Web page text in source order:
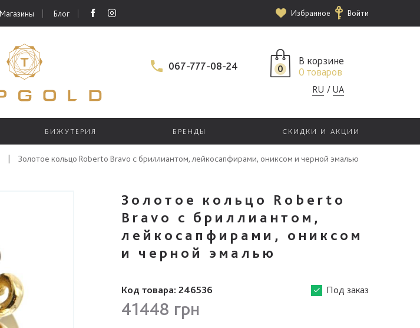
Блог Избранное Войти
067-777-08-24 0
В корзине
0 товаров
RU UA
БИЖУТЕРИЯ БРЕНДЫ СКИДКИ И АКЦИИ
| Золотое кольцо Roberto Bravo с бриллиантом, лейкосапфирами, ониксом и черной эмалью
Золотое кольцо Roberto
Bravo с бриллиантом,
лейкосапфирами, ониксом
и черной эмалью
Код товара: 246536 Под заказ
41448 грн